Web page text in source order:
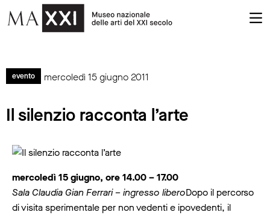
evento mercoledì 15 giugno 2011
Il silenzio racconta l’arte
mercoledì 15 giugno, ore 14.00 – 17.00
Sala Claudia Gian Ferrari – ingresso liberoDopo il percorso
di visita sperimentale per non vedenti e ipovedenti, il